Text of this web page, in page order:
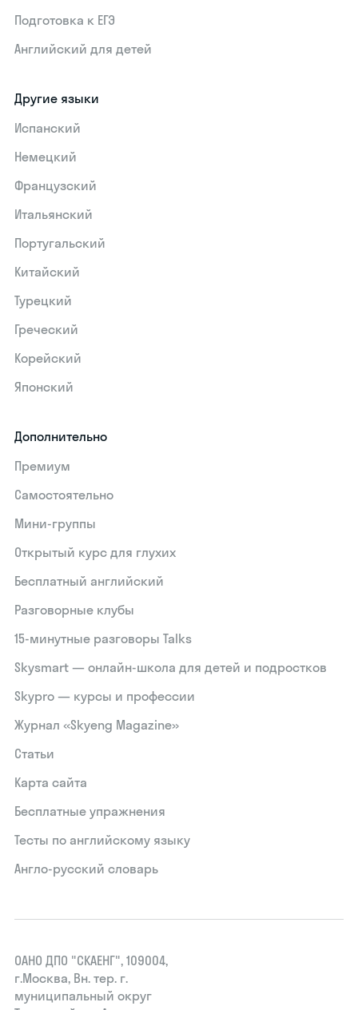
Подготовка к ЕГЭ
Английский для детей
Другие языки
Испанский
Немецкий
Французский
Итальянский
Португальский
Китайский
Турецкий
Греческий
Корейский
Японский
Дополнительно
Премиум
Самостоятельно
Мини-группы
Открытый курс для глухих
Бесплатный английский
Разговорные клубы
15‑минутные разговоры Talks
Skysmart — онлайн-школа для детей и подростков
Skypro — курсы и профессии
Журнал «Skyeng Magazine»
Статьи
Карта сайта
Бесплатные упражнения
Тесты по английскому языку
Англо-русский словарь
ОАНО ДПО "СКАЕНГ", 109004,
г.Москва, Вн. тер. г.
муниципальный округ